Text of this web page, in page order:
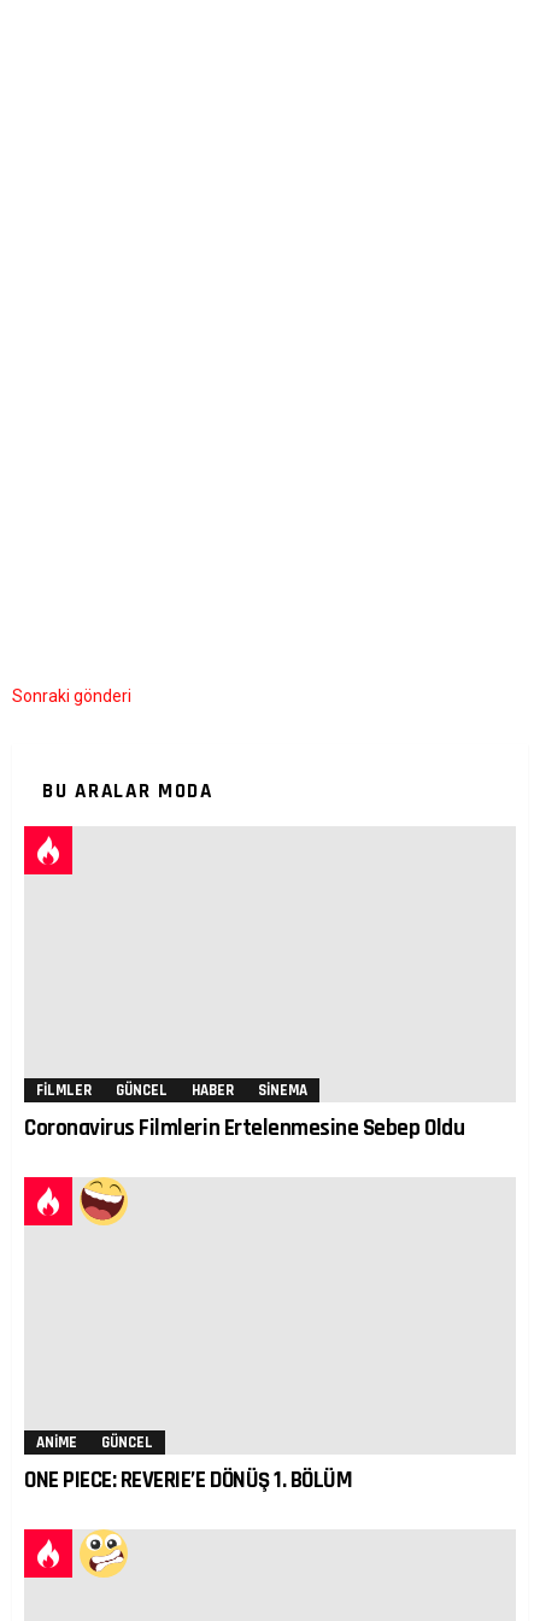
Sonraki gönderi
BU ARALAR MODA
FILMLER GÜNCEL HABER SINEMA
Coronavirus Filmlerin Ertelenmesine Sebep Oldu
ANIME GÜNCEL
ONE PIECE: REVERIE’E DÖNÜŞ 1. BÖLÜM